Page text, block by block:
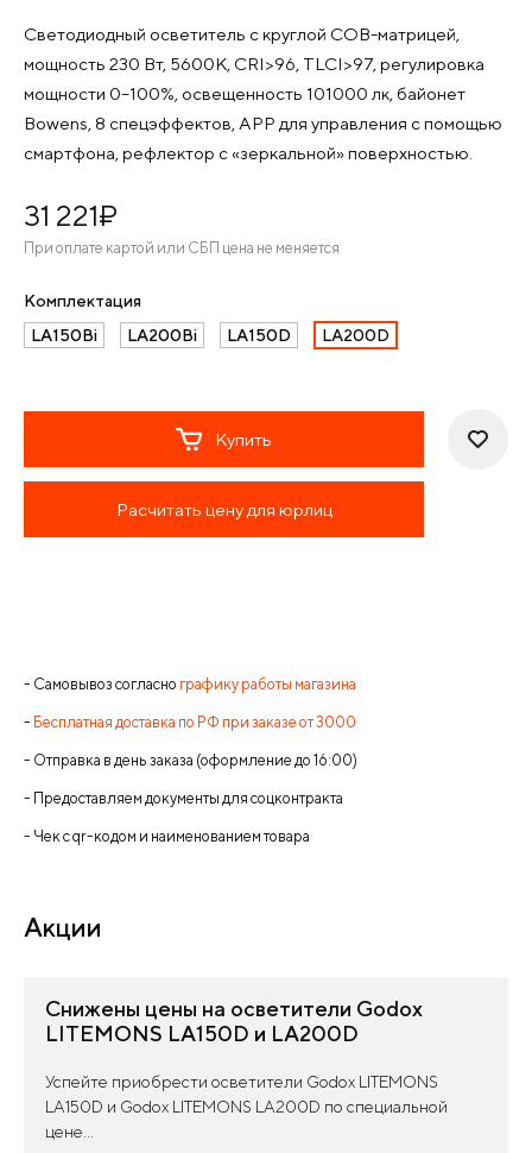
Светодиодный осветитель с круглой COB-матрицей,
мощность 230 Вт, 5600K, CRI>96, TLCI>97, регулировка
мощности 0–100%, освещенность 101000 лк, байонет
Bowens, 8 спецэффектов, APP для управления с помощью
смартфона, рефлектор с «зеркальной» поверхностью.
31 221¤
При оплате картой или СБП цена не меняется
Комплектация
LA150Bi
LA200Bi LA150D LA200D
Купить
Расчитать цену для юрлиц
- Самовывоз согласно графику работы магазина
- Бесплатная доставка по РФ при заказе от 3000
- Отправка в день заказа (оформление до 16:00)
- Предоставляем документы для соцконтракта
- Чек с qr-кодом и наименованием товара
Акции
Снижены цены на осветители Godox
LITEMONS LA150D и LA200D
Успейте приобрести осветители Godox LITEMONS
LA150D и Godox LITEMONS LA200D по специальной
цене...